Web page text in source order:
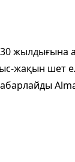
30
жақын шет